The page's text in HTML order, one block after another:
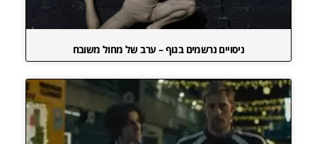
ניסויים נרשמים בגוף – ערב של מחול משובח